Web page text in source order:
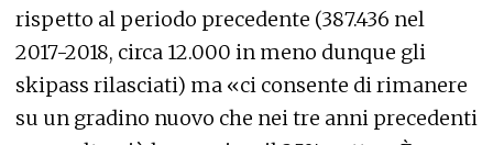
rispetto al periodo precedente (387.436 nel
2017-2018, circa 12.000 in meno dunque gli
skipass rilasciati) ma «ci consente di rimanere
su un gradino nuovo che nei tre anni precedenti